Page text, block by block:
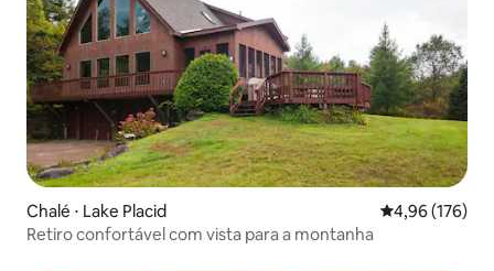
Chalé ⋅ Lake Placid 4,96 de uma
4,96 (176)
Retiro confortável com vista para a montanha